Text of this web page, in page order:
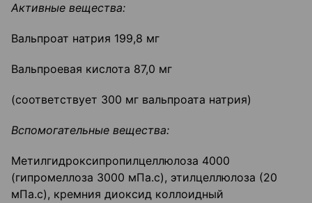
Активные вещества:
Вальпроат натрия 199,8 мг
Вальпроевая кислота 87,0 мг
(соответствует 300 мг вальпроата натрия)
Вспомогательные вещества:
Метилгидроксипропилцеллюлоза 4000
(гипромеллоза 3000 мПа.с), этилцеллюлоза (20
мПа.с), кремния диоксид коллоидный